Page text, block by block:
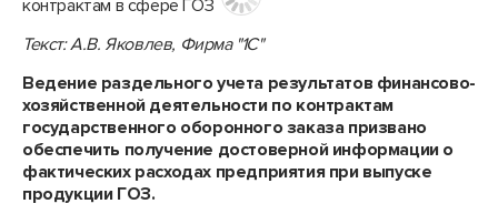
Текст: А.В. Яковлев, Фирма "1С"
Ведение раздельного учета результатов финансово-
хозяйственной деятельности по контрактам
государственного оборонного заказа призвано
обеспечить получение достоверной информации о
фактических расходах предприятия при выпуске
продукции ГОЗ.